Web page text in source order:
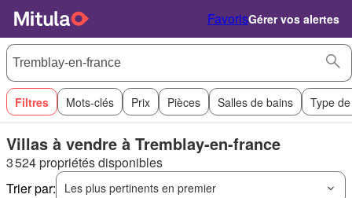
FavorisGérer vos alertes
Filtres Mots-clés Prix Pièces Salles de bains Type
Villas à vendre à Tremblay-en-france
3 524 propriétés disponibles
Trier par:
Les plus pertinents en premier